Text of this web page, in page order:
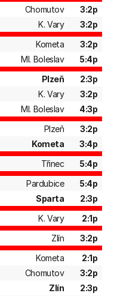
Chomutov
3:2p
K. Vary
3:2p
Kometa
3:2p
Ml. Boleslav
5:4p
Plzeň
2:3p
K. Vary
3:2p
Ml. Boleslav
4:3p
Plzeň
3:2p
Kometa
3:4p
Třinec
5:4p
Pardubice
5:4p
Sparta
2:3p
K. Vary
2:1p
Zlín
3:2p
Kometa
2:1p
Chomutov
3:2p
Zlín
2:3p